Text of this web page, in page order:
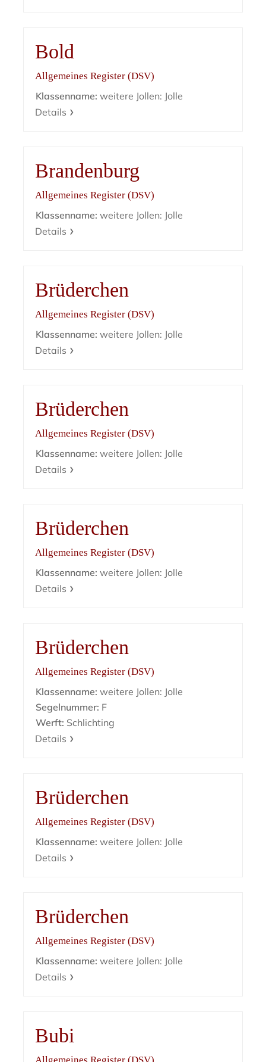
Bold
Allgemeines Register (DSV)
Klassenname: weitere Jollen: Jolle
Details
Brandenburg
Allgemeines Register (DSV)
Klassenname: weitere Jollen: Jolle
Details
Brüderchen
Allgemeines Register (DSV)
Klassenname: weitere Jollen: Jolle
Details
Brüderchen
Allgemeines Register (DSV)
Klassenname: weitere Jollen: Jolle
Details
Brüderchen
Allgemeines Register (DSV)
Klassenname: weitere Jollen: Jolle
Details
Brüderchen
Allgemeines Register (DSV)
Klassenname: weitere Jollen: Jolle
Segelnummer: F
Werft: Schlichting
Details
Brüderchen
Allgemeines Register (DSV)
Klassenname: weitere Jollen: Jolle
Details
Brüderchen
Allgemeines Register (DSV)
Klassenname: weitere Jollen: Jolle
Details
Bubi